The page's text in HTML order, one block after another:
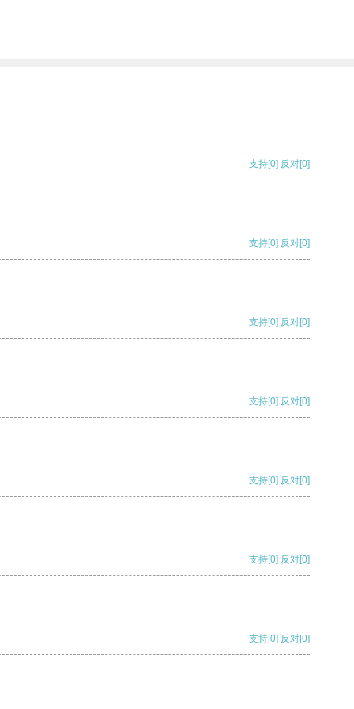
支持[0] 反对[0]
支持[0] 反对[0]
支持[0] 反对[0]
支持[0] 反对[0]
支持[0] 反对[0]
支持[0] 反对[0]
支持[0] 反对[0]